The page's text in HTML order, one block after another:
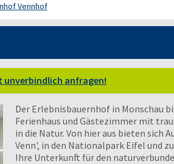
Vennhof
unverbindlich anfragen!
Der Erlebnisbauernhof in Monschau
Ferienhaus und Gästezimmer mit
in die Natur. Von hier aus bieten sich
Venn', in den Nationalpark Eifel und
Ihre Unterkunft für den